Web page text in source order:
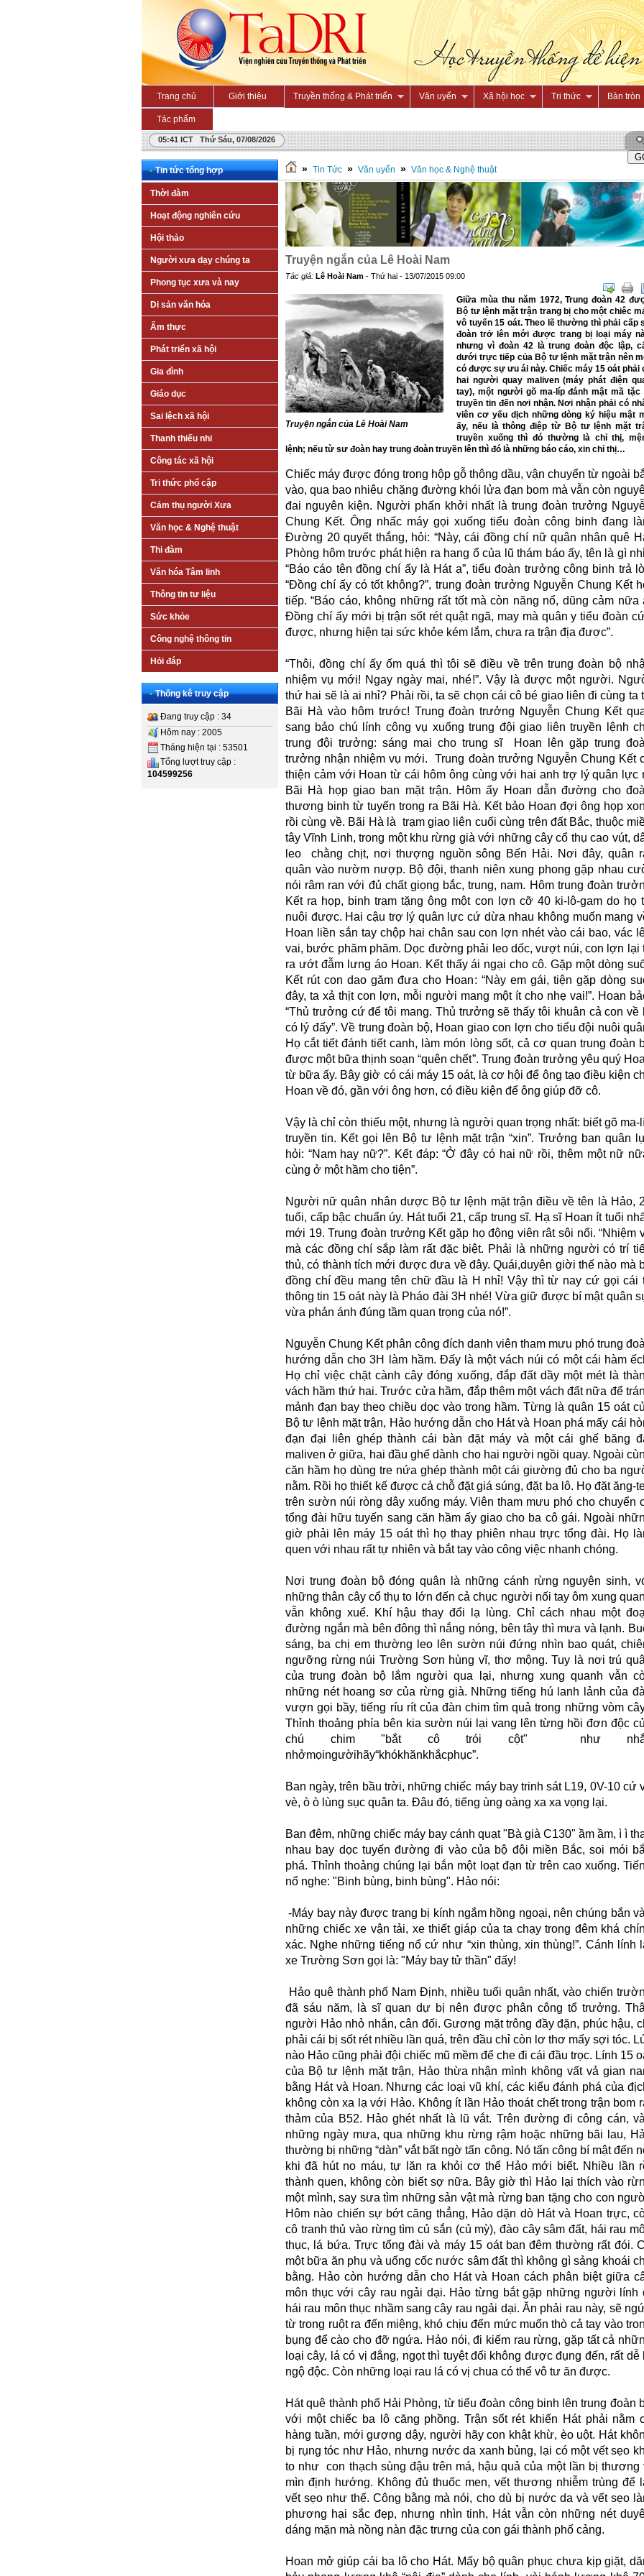
Trang chủ Giới thiệu Truyền thống & Phát triển Văn uyển Xã hội học Tri thức Bàn tròn
Tác phẩm
05:41 ICT Thứ Sáu, 07/08/2026
• Tin tức tổng hợp
Thời đàm
Hoạt động nghiên cứu
Hội thảo
Người xưa dạy chúng ta
Phong tục xưa và nay
Di sản văn hóa
Ẩm thực
Phát triển xã hội
Gia đình
Giáo dục
Sai lệch xã hội
Thanh thiếu nhi
Công tác xã hội
Tri thức phổ cập
Cảm thụ người Xưa
Văn học & Nghệ thuật
Thi đàm
Văn hóa Tâm linh
Thông tin tư liệu
Sức khỏe
Công nghệ thông tin
Hỏi đáp
• Thống kê truy cập
Đang truy cập : 34
Hôm nay : 2005
Tháng hiện tại : 53501
Tổng lượt truy cập :
104599256
» Tin Tức » Văn uyển » Văn học & Nghệ thuật
Truyện ngắn của Lê Hoài Nam
Tác giả: Lê Hoài Nam - Thứ hai - 13/07/2015 09:00
Truyện ngắn của Lê Hoài Nam
Giữa mùa thu năm 1972, Trung đoàn 42
Bộ tư lệnh mặt trận trang bị cho một chiêc
vô tuyến 15 oát. Theo lẽ thường thì phải cấp
đoàn trở lên mới được trang bị loại máy
nhưng vì đoàn 42 là trung đoàn độc lập,
dưới trực tiếp của Bộ tư lệnh mặt trận nên
có được sự ưu ái này. Chiếc máy 15 oát phải
hai người quay maliven (máy phát điện
tay), một người gõ ma-líp đánh mật mã tặc
truyền tin đến nơi nhận. Nơi nhận phải có
viên cơ yếu dịch những dòng ký hiệu mật
ấy, nếu là thông điệp từ Bộ tư lệnh mặt
truyền xuống thì đó thường là chỉ thị,
lệnh; nếu từ sư đoàn hay trung đoàn truyền lên thì đó là những báo cáo, xin chỉ thị…
Chiếc máy được đóng trong hộp gỗ thông dầu, vận chuyển từ ngoài
vào, qua bao nhiêu chặng đường khói lửa đạn bom mà vẫn còn
đai nguyên kiện. Người phấn khởi nhất là trung đoàn trưởng
Chung Kết. Ông nhấc máy gọi xuống tiểu đoàn công binh đang
Đường 20 quyết thắng, hỏi: “Này, cái đồng chí nữ quân nhân quê
Phòng hôm trước phát hiện ra hang ổ của lũ thám báo ấy, tên là gì
“Báo cáo tên đồng chí ấy là Hát ạ”, tiểu đoàn trưởng công binh trả
“Đồng chí ấy có tốt không?”, trung đoàn trưởng Nguyễn Chung Kết
tiếp. “Báo cáo, không những rất tốt mà còn năng nổ, dũng cảm nữa
Đồng chí ấy mới bị trận sốt rét quật ngã, may mà quân y tiểu đoàn
được, nhưng hiện tại sức khỏe kém lắm, chưa ra trận địa được”.
“Thôi, đồng chí ấy ốm quá thì tôi sẽ điều về trên trung đoàn bộ
nhiệm vụ mới! Ngay ngày mai, nhé!”. Vậy là được một người.
thứ hai sẽ là ai nhỉ? Phải rồi, ta sẽ chọn cái cô bé giao liên đi cùng ta
Bãi Hà vào hôm trước! Trung đoàn trưởng Nguyễn Chung Kết
sang bảo chú lính công vụ xuống trung đội giao liên truyền lệnh
trung đội trưởng: sáng mai cho trung sĩ Hoan lên gặp trung
trưởng nhận nhiệm vụ mới. Trung đoàn trưởng Nguyễn Chung Kết
thiện cảm với Hoan từ cái hôm ông cùng với hai anh trợ lý quân lực
Bãi Hà họp giao ban mặt trận. Hôm ấy Hoan dẫn đường cho
thương binh từ tuyến trong ra Bãi Hà. Kết bảo Hoan đợi ông họp
rồi cùng về. Bãi Hà là trạm giao liên cuối cùng trên đất Bắc, thuộc
tây Vĩnh Linh, trong một khu rừng già với những cây cổ thụ cao vút,
leo chằng chịt, nơi thượng nguồn sông Bến Hải. Nơi đây, quân
quân vào nườm nượp. Bộ đội, thanh niên xung phong gặp nhau
nói râm ran với đủ chất giọng bắc, trung, nam. Hôm trung đoàn
Kết ra họp, binh trạm tặng ông một con lợn cỡ 40 ki-lô-gam do họ
nuôi được. Hai cậu trợ lý quân lực cứ dừa nhau không muốn mang
Hoan liền sắn tay chộp hai chân sau con lợn nhét vào cái bao, vác
vai, bước phăm phăm. Dọc đường phải leo dốc, vượt núi, con lợn lại
ra ướt đẫm lưng áo Hoan. Kết thấy ái ngại cho cô. Gặp một dòng
Kết rút con dao găm đưa cho Hoan: “Này em gái, tiện gặp dòng
đây, ta xả thịt con lợn, mỗi người mang một ít cho nhẹ vai!”. Hoan
“Thủ trưởng cứ để tôi mang. Thủ trưởng sẽ thấy tôi khuân cả con về
có lý đấy”. Về trung đoàn bộ, Hoan giao con lợn cho tiểu đội nuôi
Họ cắt tiết đánh tiết canh, làm món lòng sốt, cả cơ quan trung đoàn
được một bữa thịnh soạn “quên chết”. Trung đoàn trưởng yêu quý
từ bữa ấy. Bây giờ có cái máy 15 oát, là cơ hội để ông tạo điều kiện
Hoan về đó, gần với ông hơn, có điều kiện để ông giúp đỡ cô.
Vậy là chỉ còn thiếu một, nhưng là người quan trọng nhất: biết gõ ma-
truyền tin. Kết gọi lên Bộ tư lệnh mặt trận “xin”. Trưởng ban quân
hỏi: “Nam hay nữ?”. Kết đáp: “Ở đây có hai nữ rồi, thêm một nữ
cùng ở một hầm cho tiện”.
Người nữ quân nhân dược Bộ tư lệnh mặt trận điều về tên là Hảo,
tuổi, cấp bậc chuẩn úy. Hát tuổi 21, cấp trung sĩ. Hạ sĩ Hoan ít tuổi
mới 19. Trung đoàn trưởng Kết gặp họ động viên rât sôi nổi. “Nhiệm
mà các đồng chí sắp làm rất đặc biệt. Phải là những người có trí
thủ, có thành tích mới được đưa về đây. Quái,duyên giời thế nào mà
đồng chí đều mang tên chữ đầu là H nhỉ! Vậy thì từ nay cứ gọi cái
thông tin 15 oát này là Pháo đài 3H nhé! Vừa giữ được bí mật quân
vừa phản ánh đúng tầm quan trọng của nó!”.
Nguyễn Chung Kết phân công đích danh viên tham mưu phó trung
hướng dẫn cho 3H làm hầm. Đấy là một vách núi có một cái hàm
Họ chỉ việc chặt cành cây đóng xuống, đắp đất dầy một mét là
vách hầm thứ hai. Trước cửa hầm, đắp thêm một vách đất nữa để
mảnh đạn bay theo chiều dọc vào trong hầm. Từng là quân 15 oát
Bộ tư lệnh mặt trận, Hảo hướng dẫn cho Hát và Hoan phá mấy cái
đạn đại liên ghép thành cái bàn đặt máy và một cái ghế băng
maliven ở giữa, hai đầu ghế dành cho hai người ngồi quay. Ngoài
căn hầm họ dùng tre nứa ghép thành một cái giường đủ cho ba
nằm. Rồi họ thiết kế được cả chỗ đặt giá súng, đặt ba lô. Họ đặt ăng-
trên sườn núi ròng dây xuống máy. Viên tham mưu phó cho chuyển
tổng đài hữu tuyến sang căn hầm ấy giao cho ba cô gái. Ngoài
giờ phải lên máy 15 oát thì họ thay phiên nhau trực tổng đài. Họ
quen với nhau rất tự nhiên và bắt tay vào công việc nhanh chóng.
Nơi trung đoàn bộ đóng quân là những cánh rừng nguyên sinh,
những thân cây cổ thụ to lớn đến cả chục người nối tay ôm xung
vẫn không xuể. Khí hậu thay đổi lạ lùng. Chỉ cách nhau một
đường ngắn mà bên đông thì nắng nóng, bên tây thì mưa và lạnh.
sáng, ba chị em thường leo lên sườn núi đứng nhìn bao quát,
ngưỡng rừng núi Trường Sơn hùng vĩ, thơ mộng. Tuy là nơi trú
của trung đoàn bộ lắm người qua lại, nhưng xung quanh vẫn
những nét hoang sơ của rừng già. Những tiếng hú lanh lảnh của
vượn gọi bầy, tiếng ríu rít của đàn chim tìm quả trong những vòm
Thỉnh thoảng phía bên kia sườn núi lại vang lên từng hồi đơn độc
chú chim "bắt cô trói cột" như
nhởmọingườihãy“khókhănkhắcphục”.
Ban ngày, trên bầu trời, những chiếc máy bay trinh sát L19, 0V-10 cứ
vè, ò ò lùng sục quân ta. Đâu đó, tiếng ùng oàng xa xa vọng lại.
Ban đêm, những chiếc máy bay cánh quạt "Bà già C130" ầm ầm, ì ì
nhau bay dọc tuyến đường đi vào của bộ đội miền Bắc, soi mói
phá. Thỉnh thoảng chúng lại bắn một loạt đạn từ trên cao xuống.
nổ nghe: "Binh bùng, binh bùng". Hảo nói:
-Máy bay này được trang bị kính ngắm hồng ngoại, nên chúng bắn
những chiếc xe vận tải, xe thiết giáp của ta chạy trong đêm khá
xác. Nghe những tiếng nổ cứ như “xin thùng, xin thùng!”. Cánh lính
xe Trường Sơn gọi là: "Máy bay tử thần" đấy!
Hảo quê thành phố Nam Định, nhiều tuổi quân nhất, vào chiến
đã sáu năm, là sĩ quan dự bị nên được phân công tổ trưởng.
người Hảo nhỏ nhắn, cân đối. Gương mặt trông đầy đặn, phúc hậu,
phải cái bị sốt rét nhiều lần quá, trên đầu chỉ còn lơ thơ mấy sợi tóc.
nào Hảo cũng phải đội chiếc mũ mềm để che đi cái đầu trọc. Lính 15
của Bộ tư lệnh mặt trận, Hảo thừa nhận mình không vất vả gian
bằng Hát và Hoan. Nhưng các loại vũ khí, các kiểu đánh phá của
không còn xa lạ với Hảo. Không ít lần Hảo thoát chết trong trận bom
thảm của B52. Hảo ghét nhất là lũ vắt. Trên đường đi công cán,
những ngày mưa, qua những khu rừng rậm hoặc những bãi lau,
thường bị những “dàn” vắt bất ngờ tấn công. Nó tấn công bí mật đến
khi đã hút no máu, tự lăn ra khỏi cơ thể Hảo mới biết. Nhiều lần
thành quen, không còn biết sợ nữa. Bây giờ thì Hảo lại thích vào
một mình, say sưa tìm những sản vật mà rừng ban tặng cho con
Hôm nào chiến sự bớt căng thẳng, Hảo dặn dò Hát và Hoan trực,
cô tranh thủ vào rừng tìm củ sắn (củ mỳ), đào cây sâm đất, hái rau
thục, lá bứa. Trực tổng đài và máy 15 oát ban đêm thường rất đói.
một bữa ăn phụ và uống cốc nước sâm đất thì không gì sảng khoái
bằng. Hảo còn hướng dẫn cho Hát và Hoan cách phân biệt giữa
môn thục với cây rau ngải dại. Hảo từng bắt gặp những người lính
hái rau môn thục nhầm sang cây rau ngải dại. Ăn phải rau này, sẽ
từ trong ruột ra đến miệng, khó chịu đến mức muốn thò cả tay vào
bụng để cào cho đỡ ngứa. Hảo nói, đi kiếm rau rừng, gặp tất cả
loại cây, lá có vị đắng, ngọt thì tuyệt đối không được đụng đến, rất dễ
ngộ độc. Còn những loại rau lá có vị chua có thể vô tư ăn được.
Hát quê thành phố Hải Phòng, từ tiểu đoàn công binh lên trung đoàn
với một chiếc ba lô căng phồng. Trận sốt rét khiến Hát phải nằm
hàng tuần, mới gượng dậy, người hãy con khật khừ, èo uột. Hát
bị rụng tóc như Hảo, nhưng nước da xanh bủng, lại có một vết sẹo
to như con thạch sùng đậu trên má, hậu quả của một lần bị thương
mìn định hướng. Không đủ thuốc men, vết thương nhiễm trùng để
vết sẹo như thế. Công bằng mà nói, cho dù bị nước da và vết sẹo
phương hại sắc đẹp, nhưng nhìn tinh, Hát vẫn còn những nét
dáng mặn mà nồng nàn đặc trưng của con gái thành phố cảng.
Hoan mở giúp cái ba lô cho Hát. Mấy bộ quân phục chưa kịp giặt,